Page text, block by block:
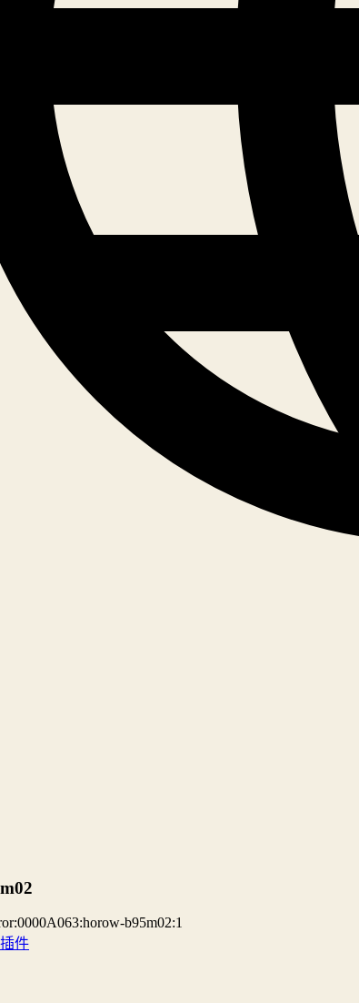
b95m02:1
件